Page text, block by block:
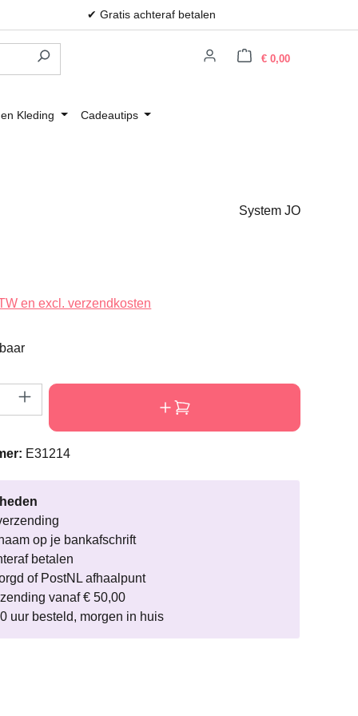
✔ Gratis achteraf betalen
€ 0,00
Kleding Cadeautips
System JO
en excl. verzendkosten
Voer de gewenste
E31214
op je bankafschrift
betalen
of PostNL afhaalpunt
vanaf € 50,00
uur besteld, morgen in huis